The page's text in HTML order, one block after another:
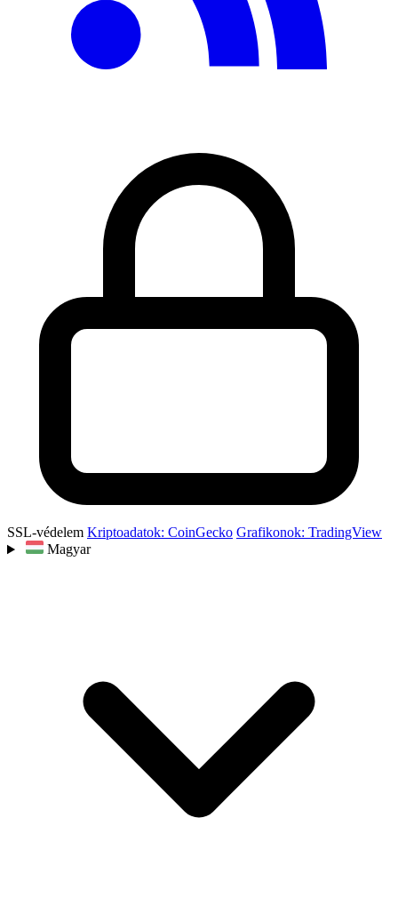
SSL-védelem Kriptoadatok: CoinGecko Grafikonok: TradingView
Magyar